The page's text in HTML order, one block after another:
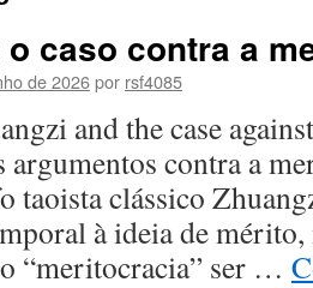
o caso contra a
de 2026por rsf4085
and the case
argumentos contra a
taoista clássico
à ideia de
“meritocracia” ser …